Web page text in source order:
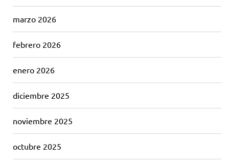
marzo 2026
febrero 2026
enero 2026
diciembre 2025
noviembre 2025
octubre 2025